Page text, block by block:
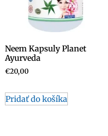
Neem Kapsuly Planet
Ayurveda
€20,00
Pridať do košíka